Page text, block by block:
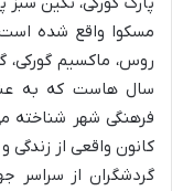
مسکوا واقع شده
روس، ماکسیم گورکی،
سال هاست که به
فرهنگی شهر شناخته
کانون واقعی از
گردشگران از سراسر